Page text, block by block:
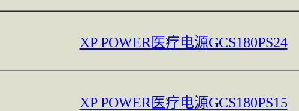
XP POWER医疗电源GCS180PS24
XP POWER医疗电源GCS180PS15